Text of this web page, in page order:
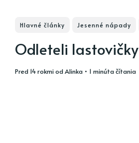
Hlavné články Jesenné nápady
Odleteli lastovičky
pred 14 rokmiodAlinka • 1 minúta čítania